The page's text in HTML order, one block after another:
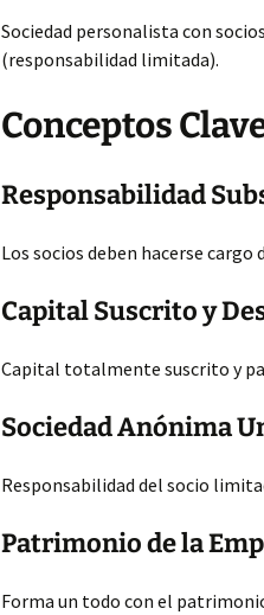
Sociedad personalista con
(responsabilidad limitada).
Conceptos
Responsabilidad
Los socios deben hacerse cargo
Capital Suscrito y
Capital totalmente suscrito y
Sociedad Anónima
Responsabilidad del socio
Patrimonio de la
Forma un todo con el